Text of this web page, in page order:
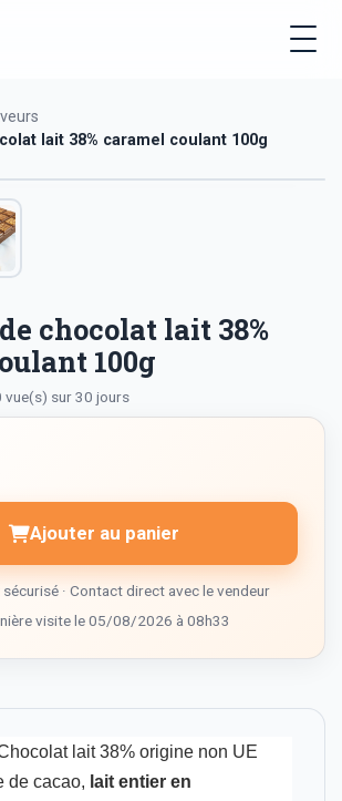
lait 38% caramel coulant 100g
chocolat lait 38%
100g
vue(s) sur 30 jours
Ajouter au panier
· Contact direct avec le vendeur
visite le 05/08/2026 à 08h33
lait 38% origine non UE
de cacao, lait entier en